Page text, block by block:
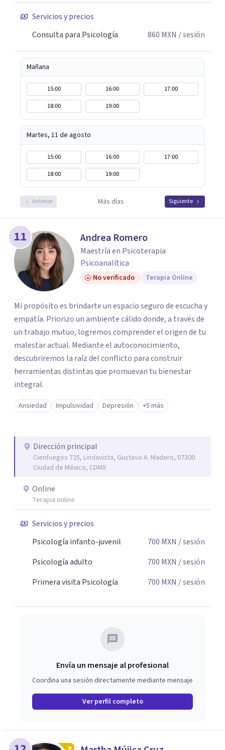
Servicios y precios
Consulta para Psicología
860 MXN / sesión
Mañana
15:00 16:00
17:00
18:00
19:00
Martes, 11 de agosto
15:00 16:00
17:00
18:00
19:00
Anterior Más días Siguiente
11 Andrea Romero
Maestría en Psicoterapia
Psicoanalítica
No verificado Terapia Online
Mi propósito es brindarte un espacio seguro de escucha y
empatía. Priorizo un ambiente cálido donde, a través de
un trabajo mutuo, logremos comprender el origen de tu
malestar actual. Mediante el autoconocimiento,
descubriremos la raíz del conflicto para construir
herramientas distintas que promuevan tu bienestar
integral.
Ansiedad Impulsividad Depresión +5 más
Dirección principal
Cienfuegos 725, Lindavista, Gustavo A. Madero, 07300
Ciudad de México, CDMX
Online
Terapia online
Servicios y precios
Psicología infanto-juvenil
700 MXN / sesión
Psicología adulto
700 MXN / sesión
Primera visita Psicología
700 MXN / sesión
Envía un mensaje al profesional
Coordina una sesión directamente mediante mensaje
Ver perfil completo